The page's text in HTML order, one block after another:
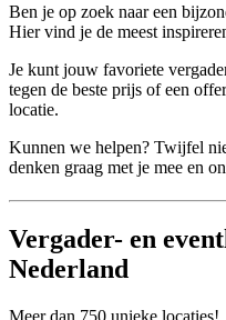
Ben je op zoek naar een
Hier vind je de meest
Je kunt jouw favoriete
tegen de beste prijs of een
locatie.
Kunnen we helpen? Twijfel
denken graag met je mee en
Vergader- en
Nederland
Meer dan 750 unieke locaties!